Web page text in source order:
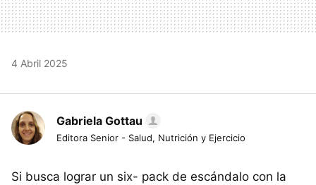
4 Abril 2025
Gabriela Gottau
Editora Senior - Salud, Nutrición y Ejercicio
Si busca lograr un six- pack de escándalo con la